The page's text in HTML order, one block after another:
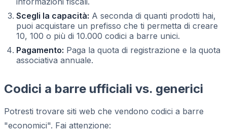
Scegli la capacità: A seconda di quanti prodotti hai,
puoi acquistare un prefisso che ti permetta di creare
10, 100 o più di 10.000 codici a barre unici.
Pagamento: Paga la quota di registrazione e la quota
associativa annuale.
Codici a barre ufficiali vs. generici
Potresti trovare siti web che vendono codici a barre
"economici". Fai attenzione: